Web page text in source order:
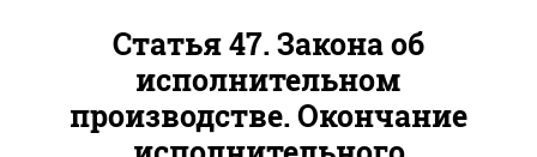
Статья 47. Закона об
исполнительном
производстве. Окончание